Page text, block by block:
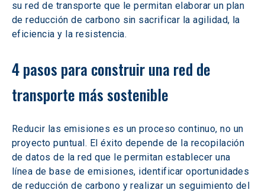
su red de transporte que le permitan elaborar un plan
de reducción de carbono sin sacrificar la agilidad, la
eficiencia y la resistencia.
4 pasos para construir una red de
transporte más sostenible
Reducir las emisiones es un proceso continuo, no un
proyecto puntual. El éxito depende de la recopilación
de datos de la red que le permitan establecer una
línea de base de emisiones, identificar oportunidades
de reducción de carbono y realizar un seguimiento del